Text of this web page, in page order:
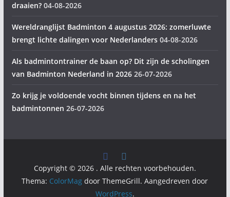
draaien? 04-08-2026
Wereldranglijst Badminton 4 augustus 2026: zomerluwte
brengt lichte dalingen voor Nederlanders 04-08-2026
Als badmintontrainer de baan op? Dit zijn de scholingen
van Badminton Nederland in 2026 26-07-2026
Zo krijg je voldoende vocht binnen tijdens en na het
badmintonnen 26-07-2026
Copyright © 2026 . Alle rechten voorbehouden.
Thema: ColorMag door ThemeGrill. Aangedreven door
WordPress.